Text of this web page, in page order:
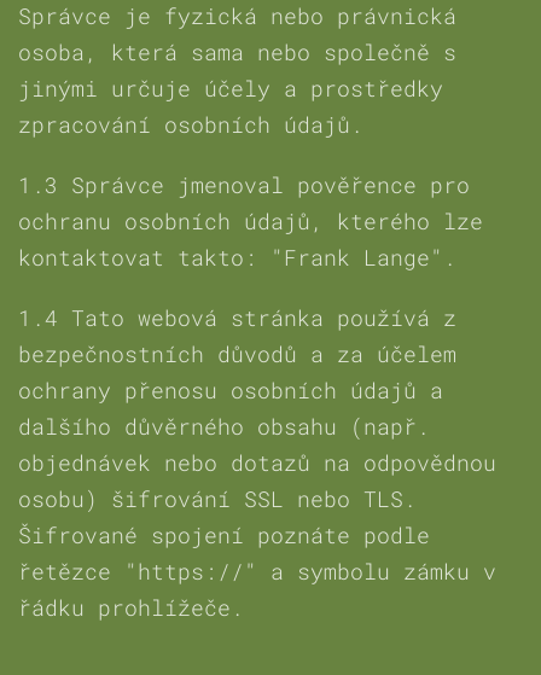
Správce je fyzická nebo právnická
osoba, která sama nebo společně s
jinými určuje účely a prostředky
zpracování osobních údajů.
1.3 Správce jmenoval pověřence pro
ochranu osobních údajů, kterého lze
kontaktovat takto: "Frank Lange".
1.4 Tato webová stránka používá z
bezpečnostních důvodů a za účelem
ochrany přenosu osobních údajů a
dalšího důvěrného obsahu (např.
objednávek nebo dotazů na odpovědnou
osobu) šifrování SSL nebo TLS.
Šifrované spojení poznáte podle
řetězce "https://" a symbolu zámku v
řádku prohlížeče.